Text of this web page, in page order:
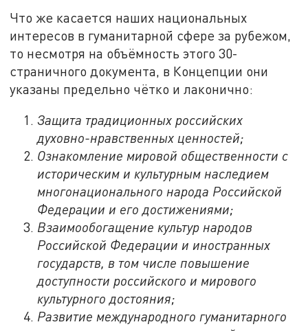
Что же касается наших национальных
интересов в гуманитарной сфере за рубежом,
то несмотря на объёмность этого 30-
страничного документа, в Концепции они
указаны предельно чётко и лаконично:
Защита традиционных российских
духовно-нравственных ценностей;
Ознакомление мировой общественности с
историческим и культурным наследием
многонационального народа Российской
Федерации и его достижениями;
Взаимообогащение культур народов
Российской Федерации и иностранных
государств, в том числе повышение
доступности российского и мирового
культурного достояния;
Развитие международного гуманитарного